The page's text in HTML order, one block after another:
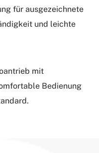
für ausgezeichnete
und leichte
mit
Bedienung